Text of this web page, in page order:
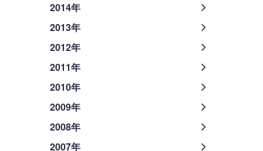
2014年
2013年
2012年
2011年
2010年
2009年
2008年
2007年